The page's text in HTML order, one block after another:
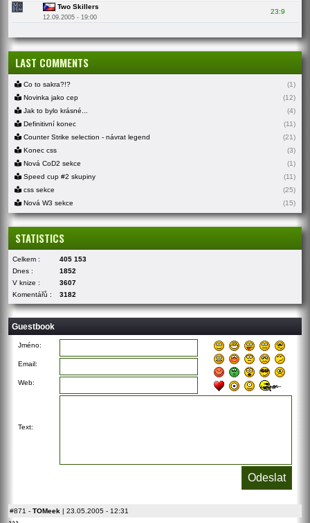
Two Skillers
12.09.2005 - 19:00
23:9
LAST COMMENTS
Co to sakra?!?
(1)
Novinka jako cep
(12)
Jak to bylo krásné...
(4)
Definitivní konec
(11)
Counter Strike selection - návrat legend
(21)
Konec css
(3)
Nová CoD2 sekce
(1)
Speed cup #2 skupiny
(11)
css sekce
(25)
Nová W3 sekce
(15)
STATISTICS
Celkem :
405 153
Dnes :
1852
V knize :
3607
Komentářů :
3182
Guestbook
Jméno:
Email:
Web:
Text:
#871 - TOMeek | 23.05.2005 - 12:31